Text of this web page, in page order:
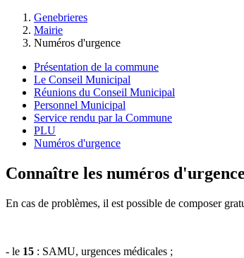
Genebrieres
Mairie
Numéros d'urgence
Présentation de la commune
Le Conseil Municipal
Réunions du Conseil Municipal
Personnel Municipal
Service rendu par la Commune
PLU
Numéros d'urgence
Connaître les numéros d'urgence
En cas de problèmes, il est possible de composer
- le 15 : SAMU, urgences médicales ;